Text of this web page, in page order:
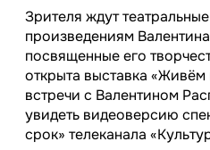
Зрителя ждут
произведениям
посвященные его
открыта выставка
встречи с Валентином
увидеть видеоверсию
срок» телеканала